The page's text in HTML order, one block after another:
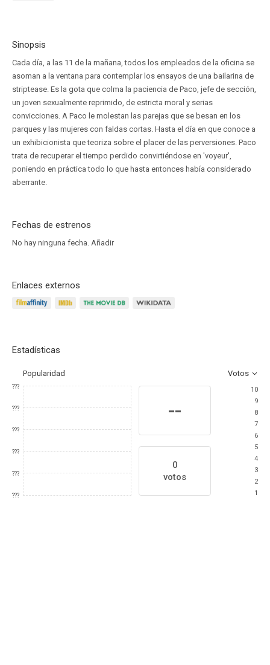
Sinopsis
Cada día, a las 11 de la mañana, todos los empleados de la oficina se
asoman a la ventana para contemplar los ensayos de una bailarina de
striptease. Es la gota que colma la paciencia de Paco, jefe de sección,
un joven sexualmente reprimido, de estricta moral y serias
convicciones. A Paco le molestan las parejas que se besan en los
parques y las mujeres con faldas cortas. Hasta el día en que conoce a
un exhibicionista que teoriza sobre el placer de las perversiones. Paco
trata de recuperar el tiempo perdido convirtiéndose en 'voyeur',
poniendo en práctica todo lo que hasta entonces había considerado
aberrante.
Fechas de estrenos
No hay ninguna fecha. Añadir
Enlaces externos
Estadísticas
Popularidad Votos
???
???
???
???
???
???
--
0
votos
10
9
8
7
6
5
4
3
2
1